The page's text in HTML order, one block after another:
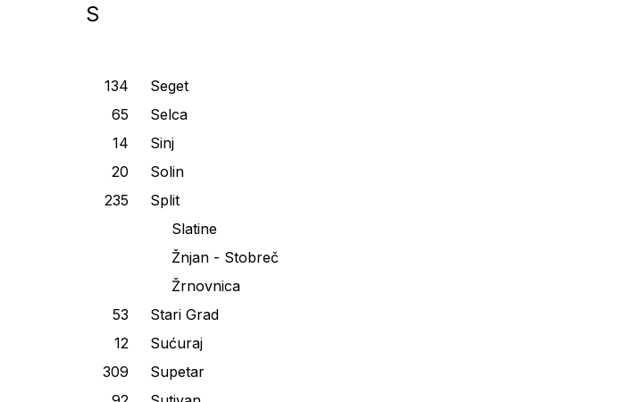
S
Seget
Selca
Sinj
Solin
Split
Slatine
Žnjan - Stobreč
Žrnovnica
Stari Grad
Sućuraj
Supetar